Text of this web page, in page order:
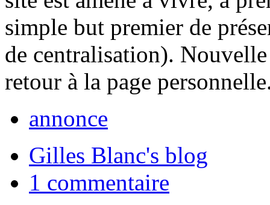
simple but premier de
de centralisation).
retour à la page
annonce
Gilles Blanc's blog
1 commentaire